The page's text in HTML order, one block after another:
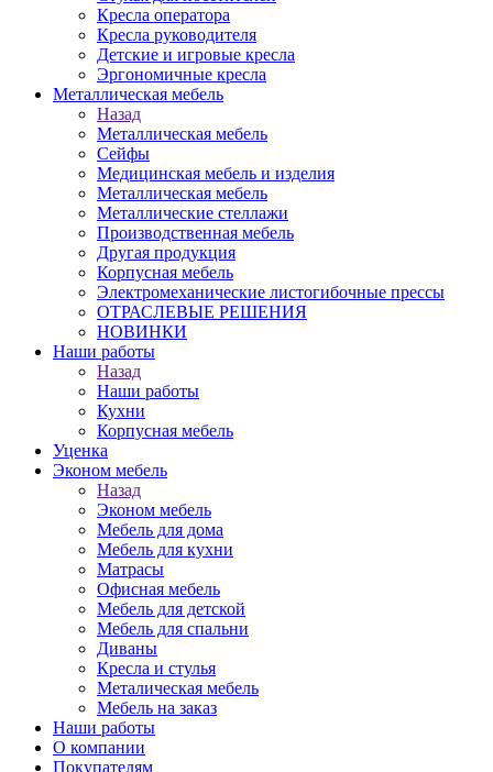
Кресла оператора
Кресла руководителя
Детские и игровые кресла
Эргономичные кресла
Металлическая мебель
Назад
Металлическая мебель
Сейфы
Медицинская мебель и изделия
Металлическая мебель
Металлические стеллажи
Производственная мебель
Другая продукция
Корпусная мебель
Электромеханические листогибочные прессы
ОТРАСЛЕВЫЕ РЕШЕНИЯ
НОВИНКИ
Наши работы
Назад
Наши работы
Кухни
Корпусная мебель
Уценка
Эконом мебель
Назад
Эконом мебель
Мебель для дома
Мебель для кухни
Матрасы
Офисная мебель
Мебель для детской
Мебель для спальни
Диваны
Кресла и стулья
Металическая мебель
Мебель на заказ
Наши работы
О компании
Покупателям